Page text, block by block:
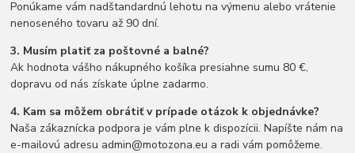
Ponúkame vám nadštandardnú lehotu na výmenu alebo vrátenie
nenoseného tovaru až 90 dní.
3. Musím platiť za poštovné a balné?
Ak hodnota vášho nákupného košíka presiahne sumu 80 €,
dopravu od nás získate úplne zadarmo.
4. Kam sa môžem obrátiť v prípade otázok k objednávke?
Naša zákaznícka podpora je vám plne k dispozícii. Napíšte nám na
e-mailovú adresu admin@motozona.eu a radi vám pomôžeme.